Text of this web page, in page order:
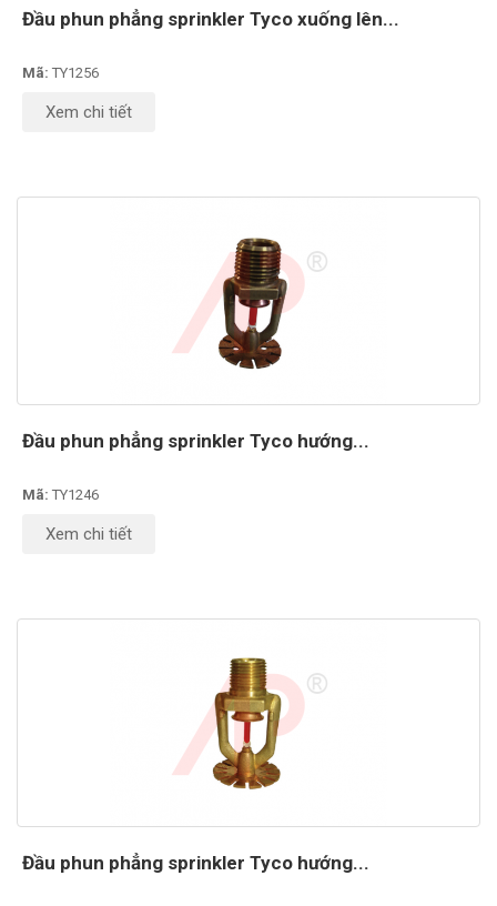
Đầu phun phẳng sprinkler Tyco xuống lên...
Mã: TY1256
Xem chi tiết
Đầu phun phẳng sprinkler Tyco hướng...
Mã: TY1246
Xem chi tiết
Đầu phun phẳng sprinkler Tyco hướng...